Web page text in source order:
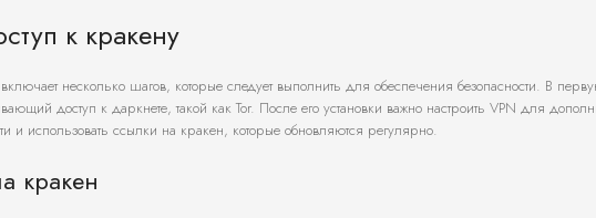
к кракену
несколько шагов, которые следует выполнить для обеспечения безопасности. В
доступ к даркнете, такой как Tor. После его установки важно настроить VPN для
и использовать ссылки на кракен, которые обновляются регулярно.
кракен